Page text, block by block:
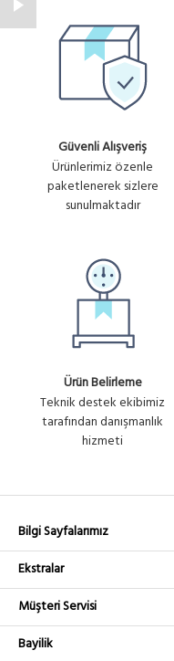
Güvenli Alışveriş
Ürünlerimiz özenle
paketlenerek sizlere
sunulmaktadır
Ürün Belirleme
Teknik destek ekibimiz
tarafından danışmanlık
hizmeti
Bilgi Sayfalarımız
Ekstralar
Müşteri Servisi
Bayilik